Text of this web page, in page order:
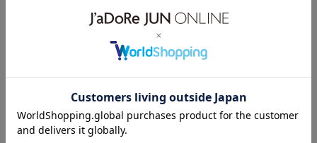
接結ニットなので普通のニットでは出ないハリ感が
あり袖のボリュームが素敵です。
ニットで見た目ウォーム感ありですが実際着心地は
暑くなくて今から着れると思います！